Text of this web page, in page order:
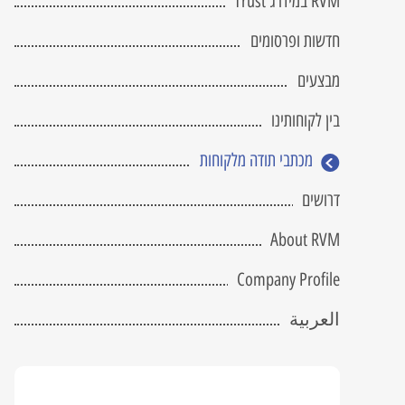
מחשב שרטוט מקצועי
פיתוח תוכנה
V-Ray
Twinmotion
Attached Storage
365
חדשות ופרסומים
מבצעים
בין לקוחותינו
מכתבי תודה מלקוחות
דרושים
About RVM
Company Profile
العربية